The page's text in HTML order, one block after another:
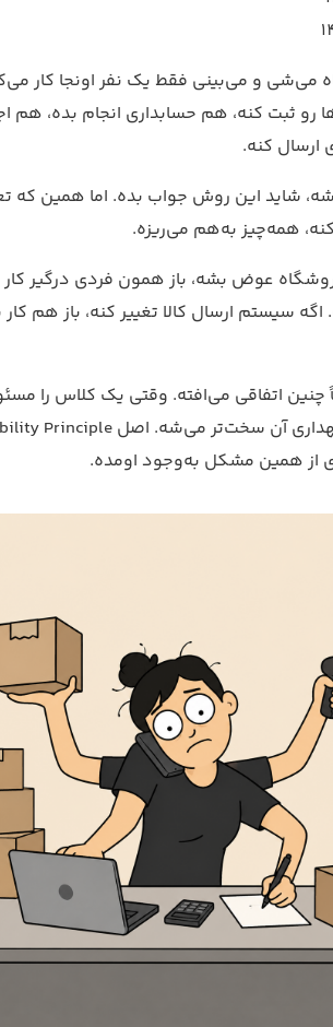
و می‌بینی فقط یک نفر اونجا کار
ثبت کنه، هم حسابداری انجام بده، هم
ارسال کنه.
شاید این روش جواب بده. اما همین که
کنه، همه‌چیز به‌هم می‌ریزه.
عوض بشه، باز همون فردی درگیر
سیستم ارسال کالا تغییر کنه، باز هم
چنین اتفاقی می‌افته. وقتی یک کلاس را
آن سخت‌تر می‌شه. اصلPrinciple
از همین مشکل به‌وجود اومده.